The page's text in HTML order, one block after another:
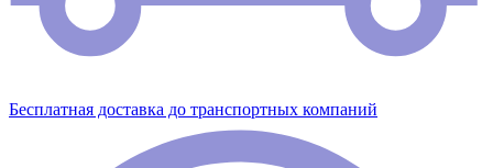
Бесплатная доставка до транспортных компаний